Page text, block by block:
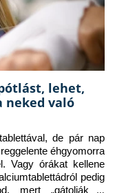
lehet,
neked való
de pár nap
éhgyomorra
Vagy órákat kellene
pedig
mert „gátolják a